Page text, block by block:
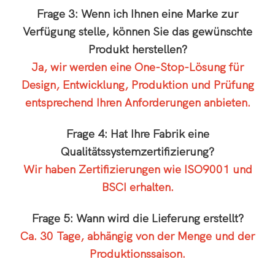
Frage 3: Wenn ich Ihnen eine Marke zur
Verfügung stelle, können Sie das gewünschte
Produkt herstellen?
Ja, wir werden eine One-Stop-Lösung für
Design, Entwicklung, Produktion und Prüfung
entsprechend Ihren Anforderungen anbieten.
Frage 4: Hat Ihre Fabrik eine
Qualitätssystemzertifizierung?
Wir haben Zertifizierungen wie ISO9001 und
BSCI erhalten.
Frage 5: Wann wird die Lieferung erstellt?
Ca. 30 Tage, abhängig von der Menge und der
Produktionssaison.